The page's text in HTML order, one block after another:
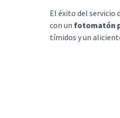
El éxito del servicio
con un fotomatón
tímidos y un